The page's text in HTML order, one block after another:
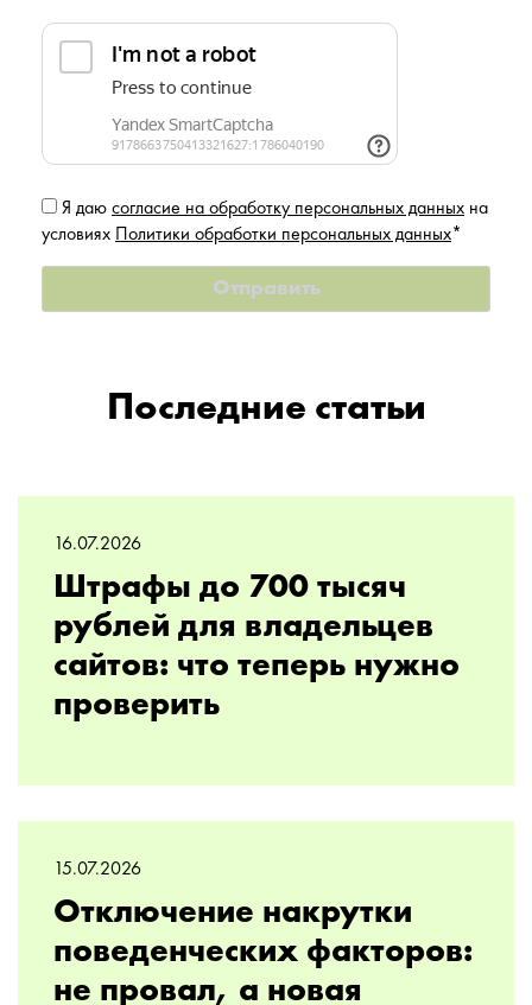
Я даю согласие на обработку персональных данных на
условиях Политики обработки персональных данных*
Последние статьи
16.07.2026
Штрафы до 700 тысяч
рублей для владельцев
сайтов: что теперь нужно
проверить
15.07.2026
Отключение накрутки
поведенческих факторов:
не провал, а новая